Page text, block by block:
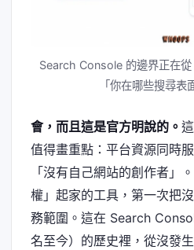
Search Console 的邊界正在
「你在哪些搜尋表
會，而且這是官方明說的。
值得畫重點：平台資源同時服
「沒有自己網站的創作者」
權」起家的工具，第一次把
務範圍。這在 Search
名至今）的歷史裡，從沒發生